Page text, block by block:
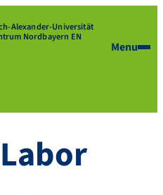
Alexander-Universität
Nordbayern EN
Menu